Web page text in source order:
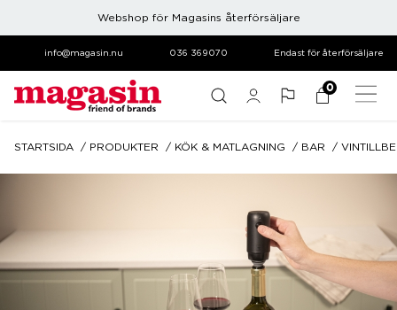
Webshop för Magasins återförsäljare
info@magasin.nu 036 369070 Endast för återförsäljare
0
STARTSIDA PRODUKTER KÖK & MATLAGNING BAR